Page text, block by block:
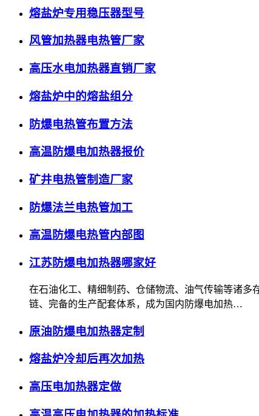
熔盐炉专用稳压器型号
风管加热器电热管厂家
高压水电加热器直销厂家
熔盐炉中的熔盐组分
防爆电热管布置方法
高温防爆电加热器报价
矿井电热管制造厂家
防爆法兰电热管加工
高温防爆电热管内部图
江苏防爆电加热器哪家好
在石油化工、精细制药、仓储物流、油气传输等诸
链、完备的生产配套体系，成为国内防爆电加热…
原油防爆电加热器定制
熔盐炉冷却后再次加热
高压电加热器定做